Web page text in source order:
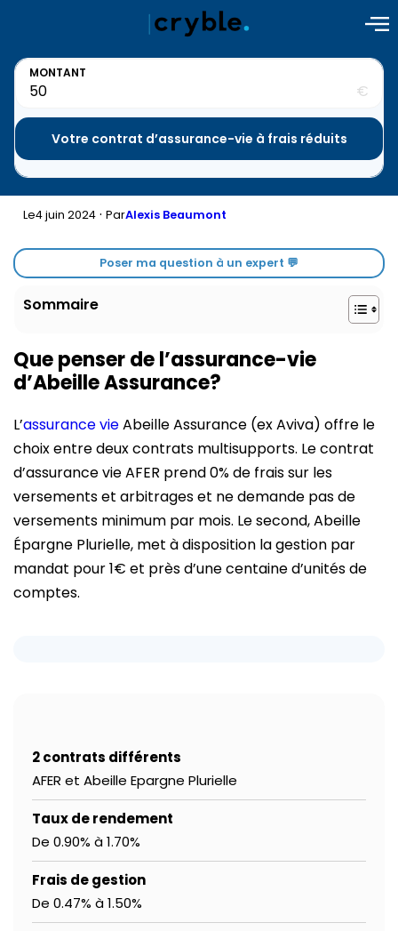
MONTANT
€
Votre contrat d’assurance-vie à frais réduits
Le4 juin 2024· ParAlexis Beaumont
Poser ma question à un expert 💬
Sommaire
Que penser de l’assurance-vie
d’Abeille Assurance?
L’assurance vieAbeille Assurance (ex Aviva) offre le
choix entre deux contrats multisupports. Le contrat
d’assurance vie AFER prend 0% de frais sur les
versements et arbitrages et ne demande pas de
versements minimum par mois. Le second, Abeille
Épargne Plurielle, met à disposition la gestion par
mandat pour 1€ et près d’une centaine d’unités de
comptes.
2 contrats différents
AFER et Abeille Epargne Plurielle
Taux de rendement
De 0.90% à 1.70%
Frais de gestion
De 0.47% à 1.50%